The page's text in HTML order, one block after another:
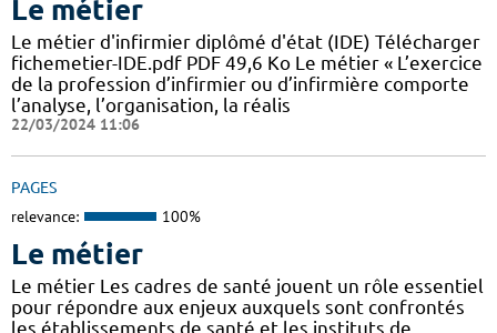
Le métier
Le métier d'infirmier diplômé d'état (IDE) Télécharger
fichemetier-IDE.pdf PDF 49,6 Ko Le métier « L’exercice
de la profession d’infirmier ou d’infirmière comporte
l’analyse, l’organisation, la réalis
22/03/2024 11:06
PAGES
relevance: 100%
Le métier
Le métier Les cadres de santé jouent un rôle essentiel
pour répondre aux enjeux auxquels sont confrontés
les établissements de santé et les instituts de